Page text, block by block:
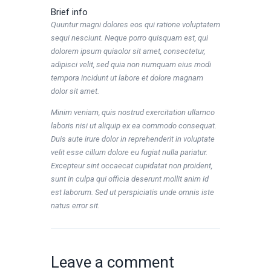
Brief info
Quuntur magni dolores eos qui ratione voluptatem
sequi nesciunt. Neque porro quisquam est, qui
dolorem ipsum quiaolor sit amet, consectetur,
adipisci velit, sed quia non numquam eius modi
tempora incidunt ut labore et dolore magnam
dolor sit amet.
Minim veniam, quis nostrud exercitation ullamco
laboris nisi ut aliquip ex ea commodo consequat.
Duis aute irure dolor in reprehenderit in voluptate
velit esse cillum dolore eu fugiat nulla pariatur.
Excepteur sint occaecat cupidatat non proident,
sunt in culpa qui officia deserunt mollit anim id
est laborum. Sed ut perspiciatis unde omnis iste
natus error sit.
Leave a comment